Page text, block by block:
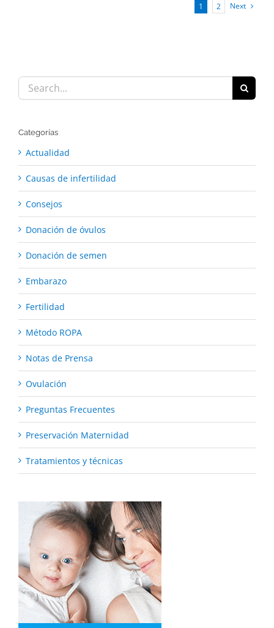
1 2 Next
Search
for:
Categorías
Actualidad
Causas de infertilidad
Consejos
Donación de óvulos
Donación de semen
Embarazo
Fertilidad
Método ROPA
Notas de Prensa
Ovulación
Preguntas Frecuentes
Preservación Maternidad
Tratamientos y técnicas